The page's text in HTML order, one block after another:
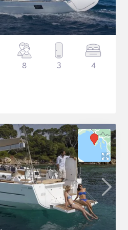
8 3 4